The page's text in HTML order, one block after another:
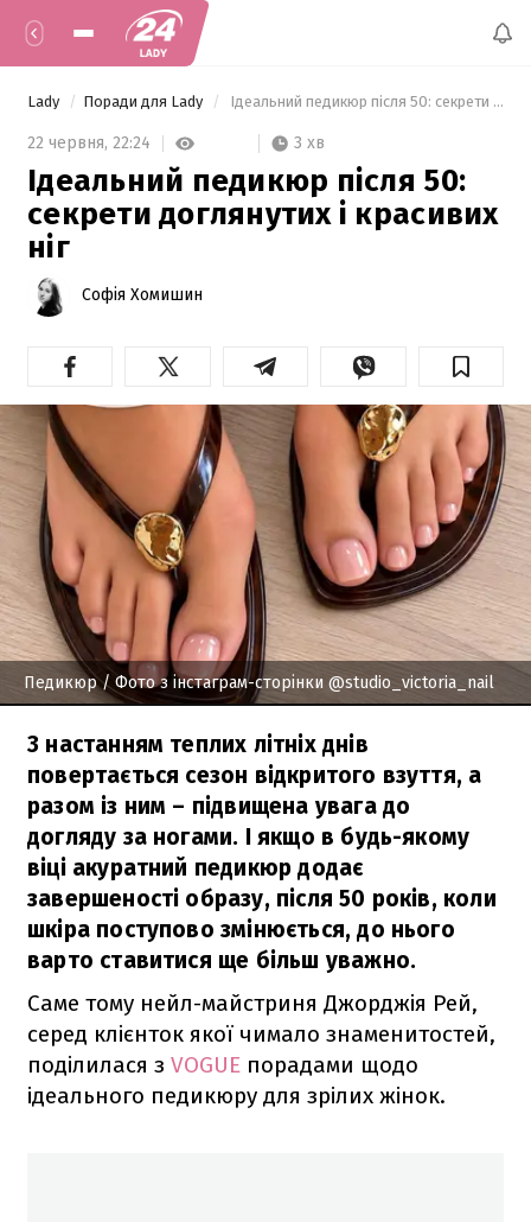
Lady Поради для Lady Ідеальний педикюр після 50: секрети доглянутих і красивих ніг
22 червня, 22:24 3 хв
Ідеальний педикюр після 50:
секрети доглянутих і красивих
ніг
Софія Хомишин
Педикюр/ Фото з інстаграм-сторінки @studio_victoria_nail
З настанням теплих літніх днів
повертається сезон відкритого взуття, а
разом із ним – підвищена увага до
догляду за ногами. І якщо в будь-якому
віці акуратний педикюр додає
завершеності образу, після 50 років, коли
шкіра поступово змінюється, до нього
варто ставитися ще більш уважно.
Саме тому нейл-майстриня Джорджія Рей,
серед клієнток якої чимало знаменитостей,
поділилася з VOGUE порадами щодо
ідеального педикюру для зрілих жінок.